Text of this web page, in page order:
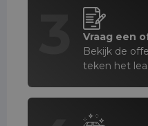
Vraag een
Bekijk de
teken het